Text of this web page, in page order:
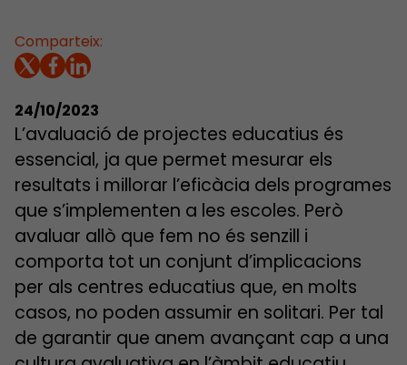
Comparteix:
24/10/2023
L’avaluació de projectes educatius és
essencial, ja que permet mesurar els
resultats i millorar l’eficàcia dels programes
que s’implementen a les escoles. Però
avaluar allò que fem no és senzill i
comporta tot un conjunt d’implicacions
per als centres educatius que, en molts
casos, no poden assumir en solitari. Per tal
de garantir que anem avançant cap a una